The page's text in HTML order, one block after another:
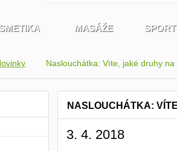
Naslouchátka: Víte, jaké druhy
NASLOUCHÁTKA:
3. 4. 2018
MASÁŽE SPORT